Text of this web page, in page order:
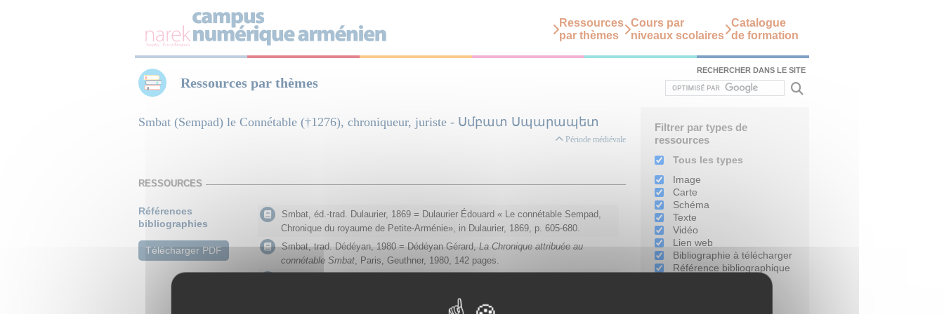
Ressources
par thèmes
Cours par
niveaux scolaires
Catalogue
de formation
Ressources par thèmes
RECHERCHER DANS LE SITE
Smbat (Sempad) le Connétable (†1276), chroniqueur, juriste - Սմբատ Սպարապետ
Période médiévale
RESSOURCES
Références
bibliographies
Télécharger PDF
Smbat, éd.-trad. Dulaurier, 1869 = Dulaurier Édouard « Le connétable Sempad,
Chronique du royaume de Petite-Arménie», in Dulaurier, 1869, p. 605-680.
Smbat, trad. Dédéyan, 1980 = Dédéyan Gérard, La Chronique attribuée au
connétable Smbat, Paris, Geuthner, 1980, 142 pages.
A Bibliography of Classical Armenian
Filtrer par types de
ressources
Tous les types
Image
Carte
Schéma
Texte
Vidéo
Lien web
Bibliographie à télécharger
Référence bibliographique